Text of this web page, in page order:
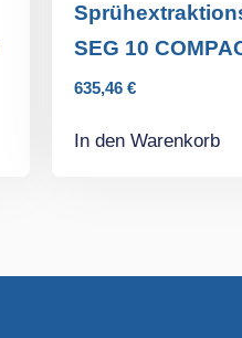
SEG 10
635,46 €
In den Warenkorb